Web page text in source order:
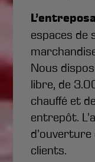
espaces de
Nous
libre, de
chauffé et
entrepôt.
clients.